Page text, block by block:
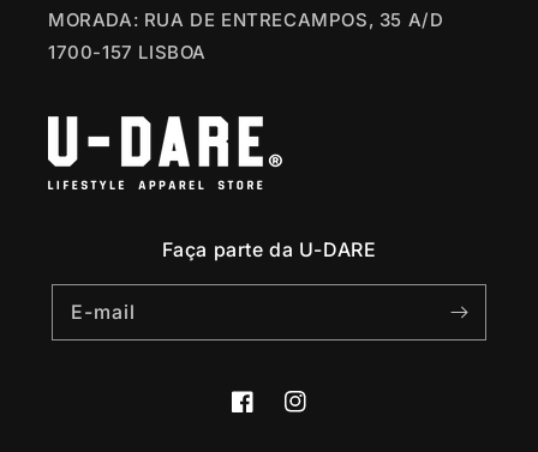
MORADA: RUA DE ENTRECAMPOS, 35 A/D
1700-157 LISBOA
Faça parte da U-DARE
E-mail
FacebookInstagram